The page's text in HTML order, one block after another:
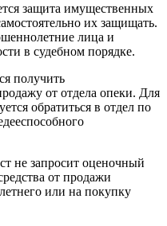
защита имущественных
их защищать.
лица и
в судебном порядке.
получить
от отдела опеки. Для
обратиться в отдел по
не запросит оценочный
от продажи
или на покупку